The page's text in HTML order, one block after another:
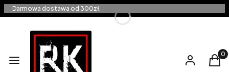
Darmowa dostawa od 300zł.
Menu Zaloguj się